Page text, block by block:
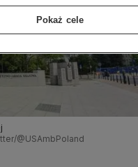
@USAmbPoland
Pokaż cele